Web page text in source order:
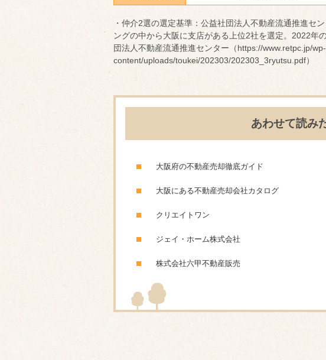
・仲介2選の選定基準：公益社団法人不動産流通推進セ
ングの中から大阪に支店がある上位2社を選定。2022年
団法人不動産流通推進センター（https://www.retpc.jp/wp-
content/uploads/toukei/202303/202303_3ryutsu.pdf）
あわせて読み
大阪府の不動産売却徹底ガイド
大阪にある不動産売却会社カタログ
クリエイトワン
ジェイ・ホーム株式会社
株式会社六甲不動産販売